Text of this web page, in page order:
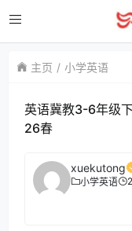
主页 小学英语
英语冀教3-6年级
26春
xuekutong
小学英语